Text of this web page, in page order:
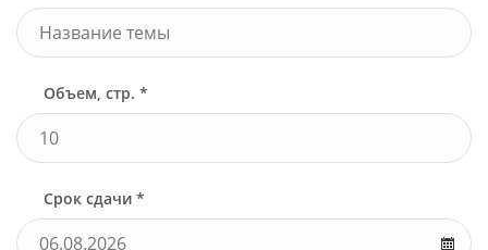
Объем, стр. *
Срок сдачи *